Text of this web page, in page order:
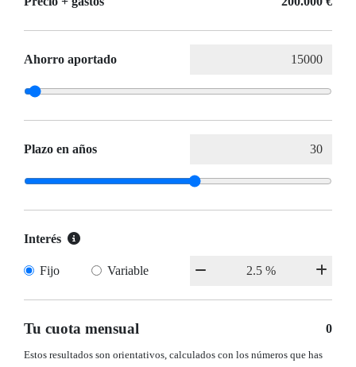
Ahorro aportado
Plazo en años
Interés
Fijo Variable
Tu cuota mensual 0
Estos resultados son orientativos, calculados con los números que has